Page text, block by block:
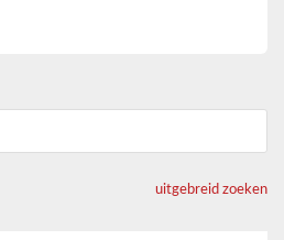
uitgebreid zoeken